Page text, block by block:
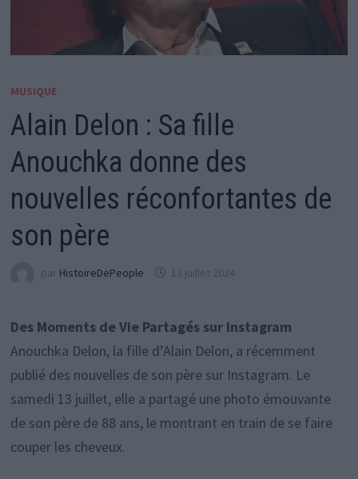
MUSIQUE
Alain Delon : Sa fille
Anouchka donne des
nouvelles réconfortantes de
son père
par HistoireDePeople 13 juillet 2024
Des Moments de Vie Partagés sur Instagram
Anouchka Delon, la fille d’Alain Delon, a récemment
publié des nouvelles de son père sur Instagram. Le
samedi 13 juillet, elle a partagé une photo émouvante
de son père de 88 ans, le montrant en train de se faire
couper les cheveux.